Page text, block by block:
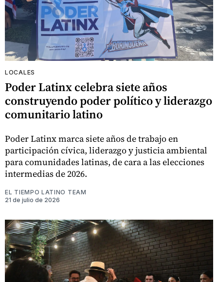
LOCALES
Poder Latinx celebra siete años
construyendo poder político y liderazgo
comunitario latino
Poder Latinx marca siete años de trabajo en
participación cívica, liderazgo y justicia ambiental
para comunidades latinas, de cara a las elecciones
intermedias de 2026.
EL TIEMPO LATINO TEAM
21 de julio de 2026